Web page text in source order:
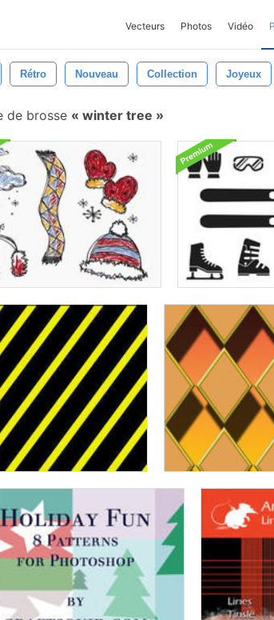
Vecteurs Photos Vidéo
Rétro Nouveau Collection Joyeux
de brosse winter tree